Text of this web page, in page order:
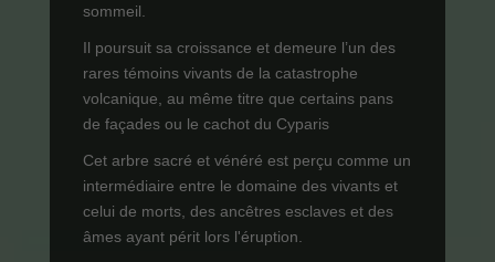
sommeil.
Il poursuit sa croissance et demeure l’un des
rares témoins vivants de la catastrophe
volcanique, au même titre que certains pans
de façades ou le cachot du Cyparis
Cet arbre sacré et vénéré est perçu comme un
intermédiaire entre le domaine des vivants et
celui de morts, des ancêtres esclaves et des
âmes ayant périt lors l'éruption.